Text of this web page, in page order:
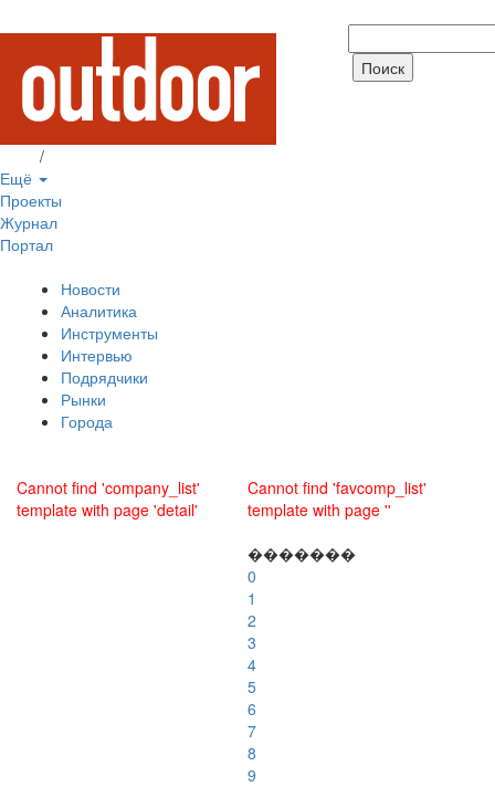
/
Ещё
Проекты
Журнал
Портал
Новости
Аналитика
Инструменты
Интервью
Подрядчики
Рынки
Города
Cannot find 'company_list'
template with page 'detail'
Cannot find 'favcomp_list'
template with page ''
�������
0
1
2
3
4
5
6
7
8
9